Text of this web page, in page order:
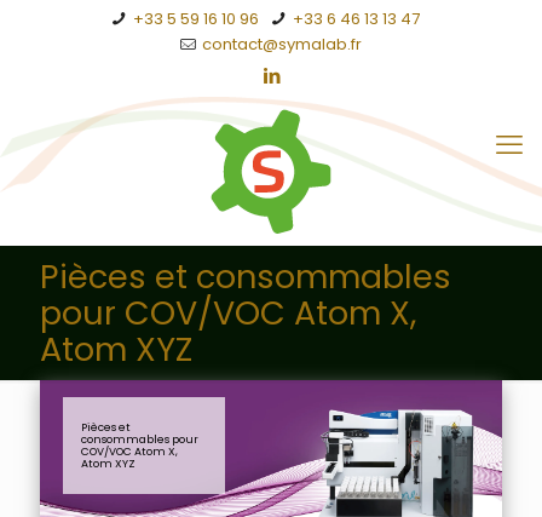
+33 5 59 16 10 96
+33 6 46 13 13 47
contact@symalab.fr
Pièces et consommables
pour COV/VOC Atom X,
Atom XYZ
Pièces et
consommables pour
COV/VOC Atom X,
Atom XYZ